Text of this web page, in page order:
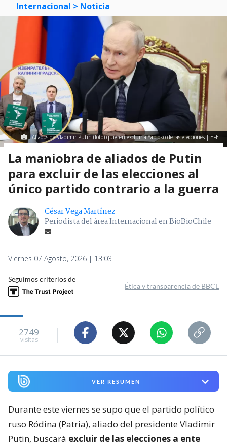
Internacional > Noticia
Aliados de Vladimir Putin (foto) quieren excluir a Yábloko de las elecciones | EFE
La maniobra de aliados de Putin
para excluir de las elecciones al
único partido contrario a la guerra
César Vega Martínez
Periodista del área Internacional en BioBioChile
Viernes 07 Agosto, 2026 | 13:03
Seguimos criterios de
Ética y transparencia de BBCL
2749
visitas
VER RESUMEN
Durante este viernes se supo que el partido político
ruso Ródina (Patria), aliado del presidente Vladimir
Putin, buscará excluir de las elecciones a ente